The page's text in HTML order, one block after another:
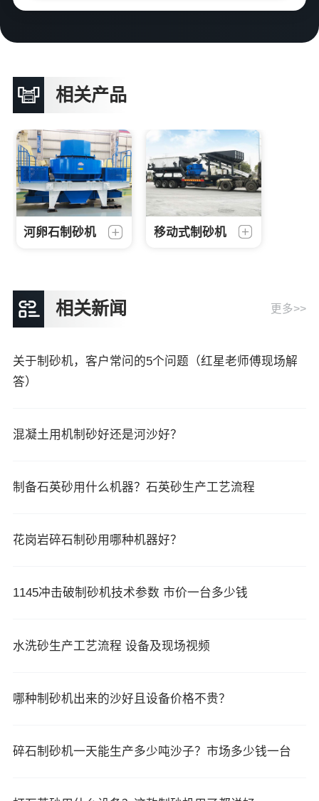
相关产品
河卵石制砂机 移动式制砂机
相关新闻 更多>>
关于制砂机，客户常问的5个问题（红星老师傅现场解
答）
混凝土用机制砂好还是河沙好？
制备石英砂用什么机器？石英砂生产工艺流程
花岗岩碎石制砂用哪种机器好？
1145冲击破制砂机技术参数 市价一台多少钱
水洗砂生产工艺流程 设备及现场视频
哪种制砂机出来的沙好且设备价格不贵？
碎石制砂机一天能生产多少吨沙子？市场多少钱一台